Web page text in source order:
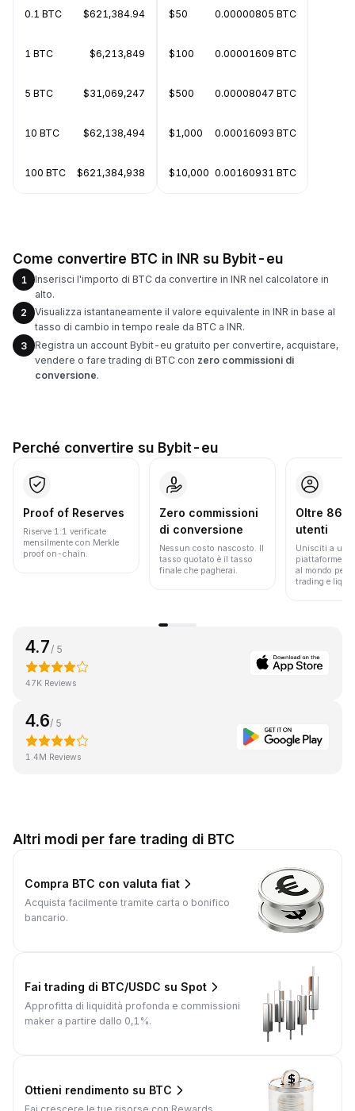
0.1 BTC $621,384.94
1 BTC $6,213,849
5 BTC $31,069,247
10 BTC $62,138,494
100 BTC $621,384,938
$50 0.00000805 BTC
$100 0.00001609 BTC
$500 0.00008047 BTC
$1,000 0.00016093 BTC
$10,000 0.00160931 BTC
Come convertire BTC in INR su Bybit-eu
1
Inserisci l'importo di BTC da convertire in INR nel calcolatore in
alto.
2
Visualizza istantaneamente il valore equivalente in INR in base al
tasso di cambio in tempo reale da BTC a INR.
3
Registra un account Bybit-eu gratuito per convertire, acquistare,
vendere o fare trading di BTC con zero commissioni di
conversione.
Perché convertire su Bybit-eu
Proof of Reserves
Riserve 1:1 verificate
mensilmente con Merkle
proof on-chain.
Zero commissioni
di conversione
Nessun costo nascosto. Il
tasso quotato è il tasso
finale che pagherai.
Oltre 86
utenti
Unisciti a una
piattaforme
al mondo per
trading e
4.7 / 5
47K Reviews
4.6/ 5
1.4M Reviews
Altri modi per fare trading di BTC
Compra BTC con valuta fiat
Acquista facilmente tramite carta o bonifico
bancario.
Fai trading di BTC/USDC su Spot
Approfitta di liquidità profonda e commissioni
maker a partire dallo 0,1%.
Ottieni rendimento su BTC